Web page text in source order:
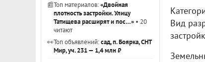
📰Топ материалов:«Двойная
плотность застройки. Улицу
Татищева расширят и пос…» • 20
читают
👀Топ объявлений:сад, п. Боярка, СНТ
Мир, уч. 231 — 1,4 млн ₽
Вид